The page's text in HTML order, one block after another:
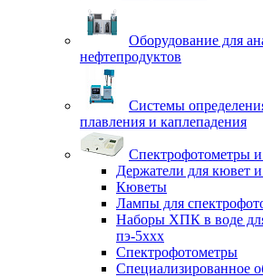
Оборудование для
нефтепродуктов
Системы
плавления и каплепадения
Спектрофотометры и
Держатели для кювет
Кюветы
Лампы для
Наборы ХПК в воде
пэ-5ххх
Спектрофотометры
Специализированное